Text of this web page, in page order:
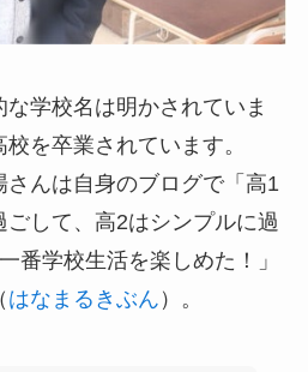
学校名は明かされていま
を卒業されています。
さんは自身のブログで「高1
して、高2はシンプルに過
番学校生活を楽しめた！」
はなまるきぶん ）。